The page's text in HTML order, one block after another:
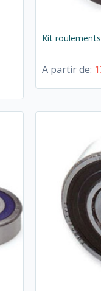
Kit
A partir de: